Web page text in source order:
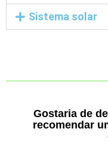
Sistema solar
Gostaria de
recomendar